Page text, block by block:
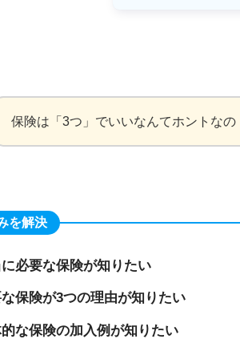
保険は「3つ」でいいなんてホントなの
を解決
必要な保険が知りたい
保険が3つの理由が知りたい
な保険の加入例が知りたい